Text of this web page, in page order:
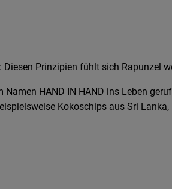
Prinzipien fühlt sich Rapunzel
HAND IN HAND ins Leben
Kokoschips aus Sri